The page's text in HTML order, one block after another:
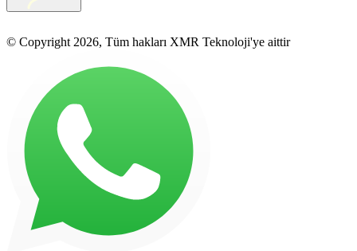
© Copyright 2026, Tüm hakları XMR Teknoloji'ye aittir